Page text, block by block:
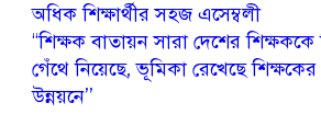
অধিক শিক্ষার্থীর সহজ এসেম্বলী
‘‘শিক্ষক বাতায়ন সারা দেশের
গেঁথে নিয়েছে, ভূমিকা রেখেছে
উন্নয়নে’’